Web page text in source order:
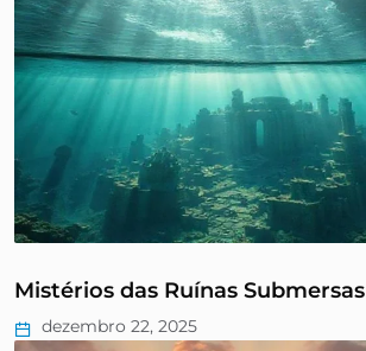
Mistérios das Ruínas Submersas
dezembro 22, 2025